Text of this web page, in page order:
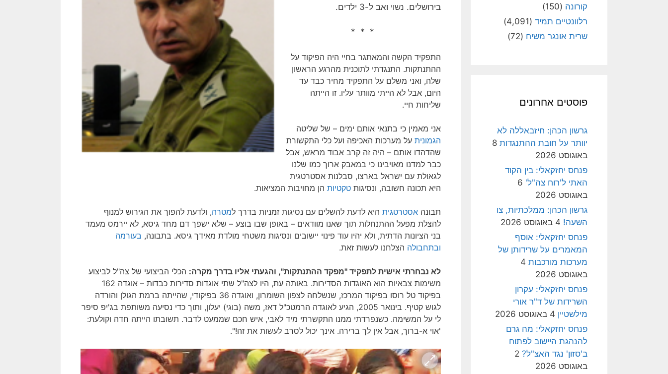
בירושלים. נשוי ואב ל-3 ילדים.
* * *
התפקיד הקשה והמאתגר בחיי היה הפיקוד על
ההתנתקות. התנגדתי לתוכנית מהרגע הראשון
שלה, ואני משלם על התפקיד מחיר כבד עד
היום, אבל לא הייתי מוותר עליו. זו הייתה
שליחות חיי.
אני מאמין כי בתנאי אותם ימים – של שליטה
הגמונית על מערכות האכיפה ועל כלי התקשורת
שהדהדו אותם – היה זה קרב אבוד מראש, אבל
כבר למדנו מאויבינו כי במאבק ארוך כמו שלנו
לגאולת עם ישראל בארצו, סבלנות אסטרטגית
היא תכונה חשובה, ונסיגות טקטיות הן מחויבות המציאות.
תבונה אסטרטגית היא לדעת להשלים עם נסיגות זמניות בדרך למטרה, ולדעת להפוך את הגירוש למנוף
להצלת מפעל ההתנחלות תוך שאנו מוודאים – באופן שבו בוצע – שלא ישפך דם מחד גיסא, לא יירמס מעמד
בני הציונות הדתית, ולא יהיו עוד פינוי יישובים ונסיגות משטחי מולדת מאידך גיסא. בתבונה, בעורמה
ובתחבולה הצלחנו לעשות זאת.
לא נבחרתי אישית לתפקיד "מפקד ההתנתקות", והגעתי אליו בדרך מקרה: הכלי הביצועי של צה"ל לביצוע
משימות צבאיות הוא האוגדות הסדירות. באותה עת, היו לצה"ל שתי אוגדות סדירות כבדות – אוגדה 162
בפיקוד טל רוסו בפיקוד המרכז, שנשלחה לצפון השומרון, ואוגדה 36 בפיקודי, שהייתה ברמת הגולן והורדה
לגוש קטיף. בינואר 2005, הגיע לאוגדה הרמטכ"ל דאז, משה (בוגי) יעלון, ותוך כדי נסיעה משותפת בג'יפ סיפר
לי על המשימה. כשנפרדתי ממנו התקשרתי מיד לאבי, איש חכם שממעט לדבר. תשובתו הייתה חדה וקולעת:
'אוי א-ברוך, אבל אין לך ברירה. אינך יכול לסרב לעשות את זה!".
קורונה (150)
רלוונטיים תמיד (4,091)
שרית אונגר משיח (72)
פוסטים אחרונים
גרשון הכהן: חיזבאללה לא
יוותר על חובת ההתנגדות 8
באוגוסט 2026
פנחס יחזקאלי: בין הקוד
האתי ל'רוח צה"ל' 6
באוגוסט 2026
גרשון הכהן: ממלכתיות, צו
השעה! 4 באוגוסט 2026
פנחס יחזקאלי: אוסף
המאמרים על שרידותן של
מערכות מורכבות 4
באוגוסט 2026
פנחס יחזקאלי: עקרון
השרידות של ד"ר אורי
מילשטיין 4 באוגוסט 2026
פנחס יחזקאלי: מה גרם
להנהגת היישוב לפתוח
ב'סזון' נגד האצ"ל? 2
באוגוסט 2026